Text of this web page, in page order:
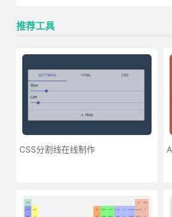
推荐工具
CSS分割线在线制作